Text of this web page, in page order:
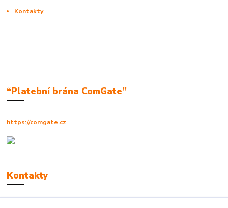
Kontakty
“Platební brána ComGate”
https://comgate.cz
Kontakty